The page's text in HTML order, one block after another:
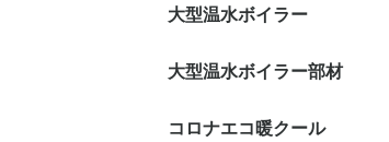
大型温水ボイラー
大型温水ボイラー部材
コロナエコ暖クール